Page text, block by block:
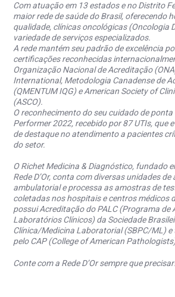
Com atuação em 13 estados e no Distrito
maior rede de saúde do Brasil, oferecendo
qualidade, clínicas oncológicas (Oncologia
variedade de serviços especializados.
A rede mantém seu padrão de excelência
certificações reconhecidas
Organização Nacional de Acreditação
International, Metodologia Canadense de
(QMENTUM IQG) e American Society of
(ASCO).
O reconhecimento do seu cuidado de ponta
Performer 2022, recebido por 87 UTIs, que
de destaque no atendimento a pacientes
do setor.
O Richet Medicina & Diagnóstico, fundado
Rede D’Or, conta com diversas unidades
ambulatorial e processa as amostras de
coletadas nos hospitais e centros médicos
possui Acreditação do PALC (Programa de
Laboratórios Clínicos) da Sociedade
Clínica/Medicina Laboratorial (SBPC/ML)
pelo CAP (College of American
Conte com a Rede D’Or sempre que